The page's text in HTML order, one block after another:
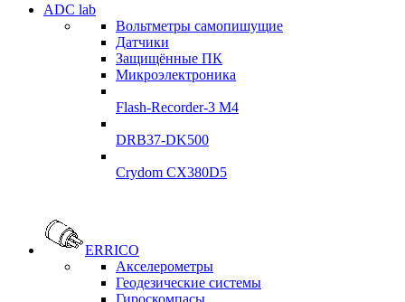
УЛ-04 УЛ-06
Подробнее
УЛ-04 УЛ-06
Подробнее
ADC lab
Вольтметры самопишущие
Датчики
Защищённые ПК
Микроэлектроника
Flash-Recorder-3 М4
DRB37-DK500
Crydom CX380D5
ADClab
Подробнее
ADClab
Подробнее
ERRICO
Акселерометры
Геодезические системы
Гироскомпасы